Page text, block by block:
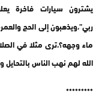
يشترون سيارات فاخرة
ربي”،ويذهبون إلى الحج
ماء وجهه؟،ترى مثلا في
الله لهم نهب الناس بالتحايل
*********